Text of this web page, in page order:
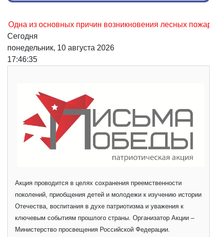
из основных причин возникновения лесных пожаров, не
Сегодня
понедельник, 10 августа 2026
17:46:36
Акция проводится в целях сохранения преемственности
поколений, приобщения детей и молодежи к изучению истории
Отечества, воспитания в духе патриотизма и уважения к
ключевым событиям прошлого страны. Организатор Акции –
Министерство просвещения Российской Федерации.